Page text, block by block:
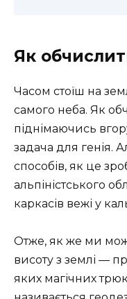
Як
Часом стоїш на
самого неба. Як
піднімаючись
задача для генія.
способів, як це
альпіністського
каркасів вежі у
Отже, як же ми
висоту з землі —
яких магічних